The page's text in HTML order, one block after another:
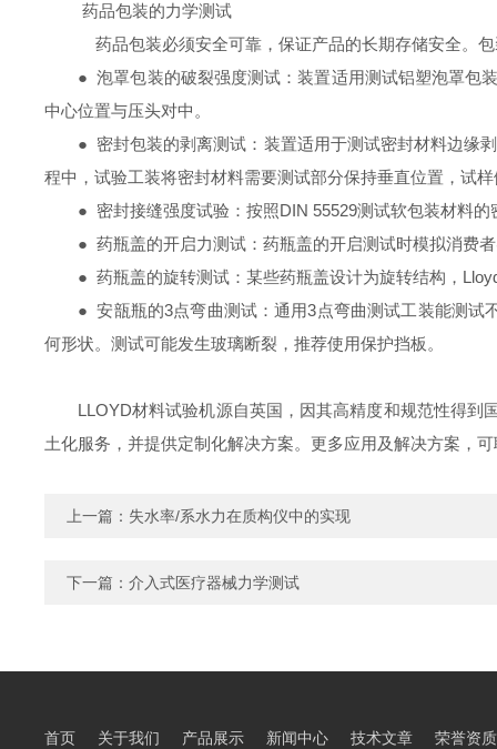
药品包装的力学测试
药品包装必须安全可靠，保证产品的长期存储安全。
● 泡罩包装的破裂强度测试：装置适用测试铝塑泡罩包
中心位置与压头对中。
● 密封包装的剥离测试：装置适用于测试密封材料边缘
程中，试验工装将密封材料需要测试部分保持垂直位置，试
● 密封接缝强度试验：按照DIN 55529测试软包装材料
● 药瓶盖的开启力测试：药瓶盖的开启测试时模拟消费
● 药瓶盖的旋转测试：某些药瓶盖设计为旋转结构，
● 安瓿瓶的3点弯曲测试：通用3点弯曲测试工装能测
何形状。测试可能发生玻璃断裂，推荐使用保护挡板。
LLOYD材料试验机源自英国， 因其高精度和规范性得到
土化服务，并提供定制化解决方案。更多应用及解决方案，
上一篇： 失水率/系水力在质构仪中的实现
下一篇： 介入式医疗器械力学测试
首页 关于我们 产品展示 新闻中心 技术文章 荣誉资质